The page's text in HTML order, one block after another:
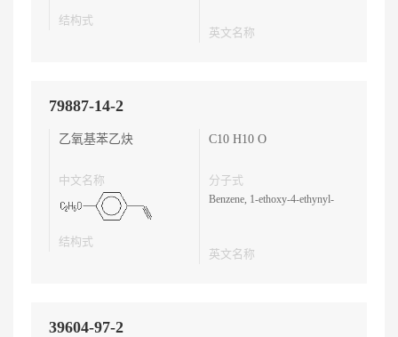
结构式
英文名称
79887-14-2
乙氧基苯乙炔
中文名称
C10 H10 O
分子式
结构式
Benzene, 1-ethoxy-4-ethynyl-
英文名称
39604-97-2